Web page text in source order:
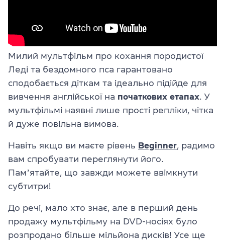
Милий мультфільм про кохання породистої
Леді та бездомного пса гарантовано
сподобається діткам та ідеально підійде для
вивчення англійської на початкових етапах . У
мультфільмі наявні лише прості репліки, чітка
й дуже повільна вимова.
Навіть якщо ви маєте рівень Beginner , радимо
вам спробувати переглянути його.
Памʼятайте, що завжди можете ввімкнути
субтитри!
До речі, мало хто знає, але в перший день
продажу мультфільму на DVD-носіях було
розпродано більше мільйона дисків! Усе ще